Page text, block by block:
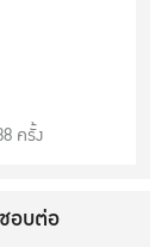
ครั้ง
อบต่อ